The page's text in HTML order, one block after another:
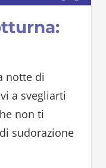
notte di
a svegliarti
non ti
sudorazione